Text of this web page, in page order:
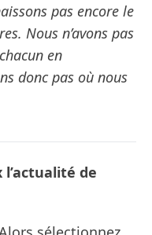
pas encore le
Nous n’avons pas
en
donc pas où nous
de